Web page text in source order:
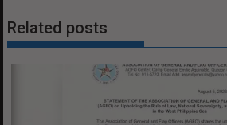
Related posts